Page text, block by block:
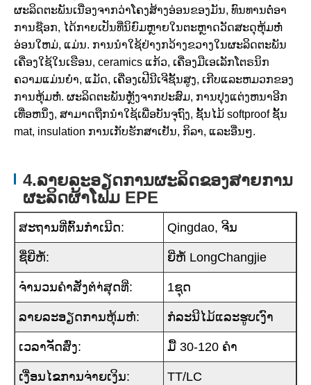
ຜະລິດຕະພັນເນື່ອງຈາກວ່າໂຄງສ້າງອ່ອນຂອງມັນ, ທົນທານຕໍ່ອາ
ການຊ໊ອກ, ໄດ້ກາຍເປັນທີ່ນິຍົມຫຼາຍໃນຕະຫຼາດວັດສະດຸຫຸ້ມຫໍ່
ອ່ອນໃຫມ່, ແມ່ນ. ການນໍາໃຊ້ຢ່າງກວ້າງຂວາງໃນຜະລິດຕະພັນ
ເຄື່ອງໃຊ້ໃນເຮືອນ, ceramics ແກ້ວ, ເຄື່ອງມືເອເລັກໂຕຣນິກ
ຄວາມແມ່ນຍໍາ, ແມັດ, ເຄື່ອງເຟີນີເຈີຊັ້ນສູງ, ເກີບແລະຫມວກຂອງ
ການຫຸ້ມຫໍ່. ຜະລິດຕະພັນຫຼັງຈາກປະສົມ, ການປຸງແຕ່ງຫນາອີກ
ເທື່ອຫນຶ່ງ, ສາມາດຖືກນໍາໃຊ້ເພື່ອບັນຈຸຖົງ, ຊັ້ນໄມ້ softproof ຊັ້ນ
mat, insulation ການເກັບຮັກສາເຢັນ, ກິລາ, ແລະອື່ນໆ.
4.ລາຍລະອຽດການຜະລິດຂອງສາຍການ
ຜະລິດຜ້າໂຟມ EPE
ສະ​ຖານ​ທີ່​ຕົ້ນ​ກໍາ​ເນີດ: Qingdao, ຈີນ
ຊື່ຍີ່ຫໍ້: ຍີ່ຫໍ້ LongChangjie
ຈໍານວນຄໍາສັ່ງຕໍາ່ສຸດທີ່: 1ຊຸດ
ລາຍລະອຽດການຫຸ້ມຫໍ່: ກໍລະນີໄມ້ແລະຮູບເງົາ
ເວລາຈັດສົ່ງ: ມື້ 30-120 ຄໍາ
ເງື່ອນໄຂການຈ່າຍເງິນ: TT/LC